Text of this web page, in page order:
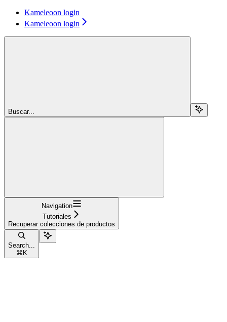
Kameleoon login
Kameleoon login
Buscar...
Navigation
Tutoriales
Recuperar colecciones de productos
Search...
⌘ K